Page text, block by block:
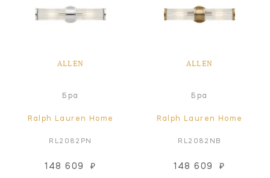
ALLEN
Бра
Ralph Lauren Home
RL2082PN
148 609 ₽
ALLEN
Бра
Ralph Lauren Home
RL2082NB
148 609 ₽